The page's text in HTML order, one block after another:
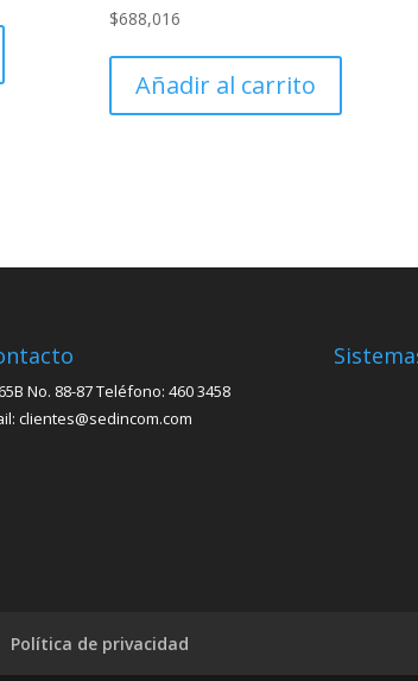
$688,016
Añadir al carrito
No. 88-87 Teléfono: 460 3458
clientes@sedincom.com
Política de privacidad